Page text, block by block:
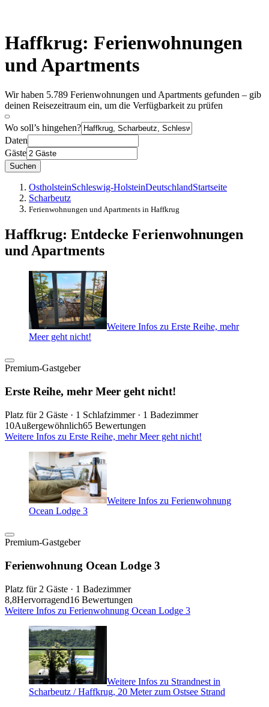
Haffkrug: Ferienwohnungen
und Apartments
Wir haben 5.789 Ferienwohnungen und Apartments gefunden – gib
deinen Reisezeitraum ein, um die Verfügbarkeit zu prüfen
Wo soll’s hingehen?
Daten
Gäste
Suchen
OstholsteinSchleswig-HolsteinDeutschlandStartseite
Scharbeutz
Ferienwohnungen und Apartments in Haffkrug
Haffkrug: Entdecke Ferienwohnungen
und Apartments
Weitere Infos zu Erste Reihe, mehr
Meer geht nicht!
Premium-Gastgeber
Erste Reihe, mehr Meer geht nicht!
Platz für 2 Gäste · 1 Schlafzimmer · 1 Badezimmer
10Außergewöhnlich65 Bewertungen
Weitere Infos zu Erste Reihe, mehr Meer geht nicht!
Weitere Infos zu Ferienwohnung
Ocean Lodge 3
Premium-Gastgeber
Ferienwohnung Ocean Lodge 3
Platz für 2 Gäste · 1 Badezimmer
8,8Hervorragend16 Bewertungen
Weitere Infos zu Ferienwohnung Ocean Lodge 3
Weitere Infos zu Strandnest in
Scharbeutz / Haffkrug, 20 Meter zum Ostsee Strand